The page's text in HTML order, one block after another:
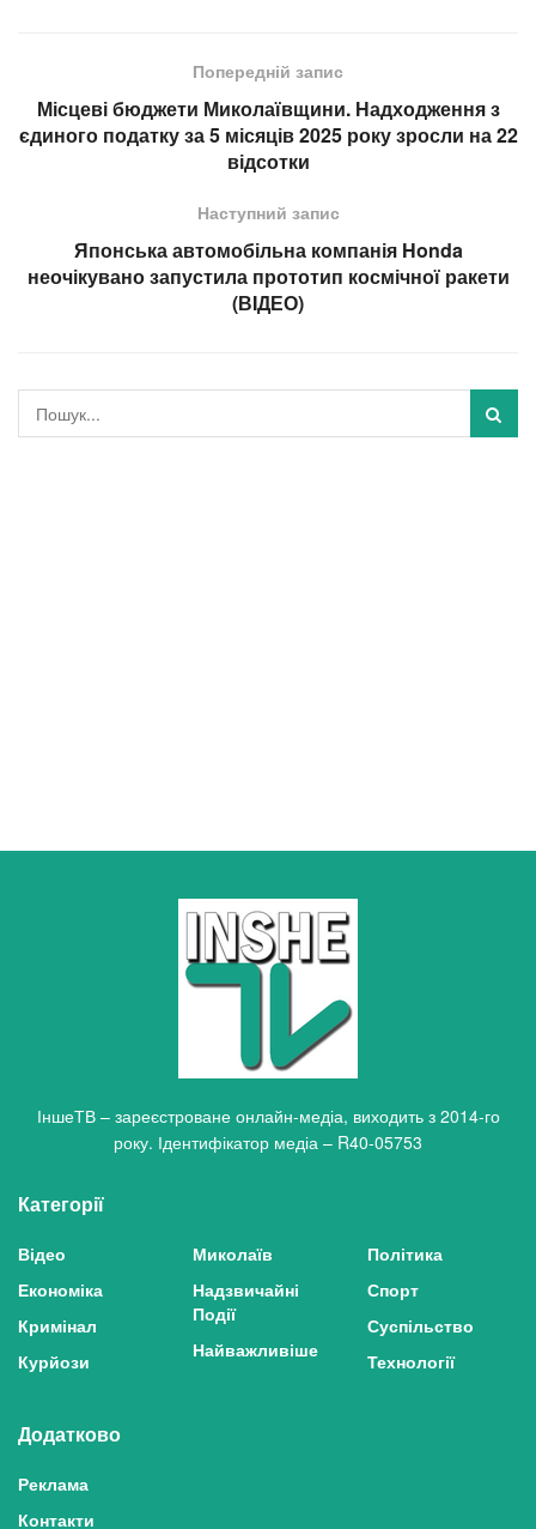
Попередній запис
Місцеві бюджети Миколаївщини. Надходження з
єдиного податку за 5 місяців 2025 року зросли на 22
відсотки
Наступний запис
Японська автомобільна компанія Honda
неочікувано запустила прототип космічної ракети
(ВIДЕО)
ІншеТВ – зареєстроване онлайн-медіа, виходить з 2014-го
року. Ідентифікатор медіа – R40-05753
Категорії
Відео
Економіка
Кримінал
Курйози
Миколаїв
Надзвичайні
Події
Найважливіше
Політика
Спорт
Суспільство
Технології
Додатково
Реклама
Контакти